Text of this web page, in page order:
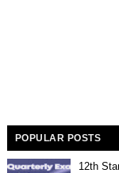
POPULAR POSTS
12th